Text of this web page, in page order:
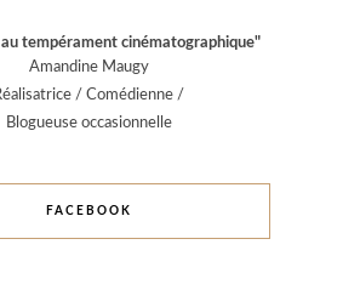
tempérament cinématographique"
Amandine Maugy
/ Comédienne /
Blogueuse occasionnelle
FACEBOOK